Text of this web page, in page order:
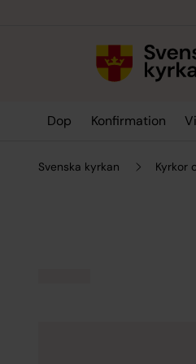
Dop Konfirmation
Svenska kyrkan Kyrkor